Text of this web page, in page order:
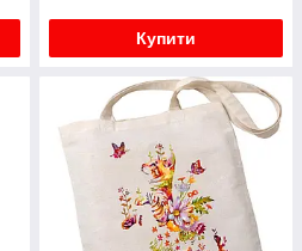
Купити